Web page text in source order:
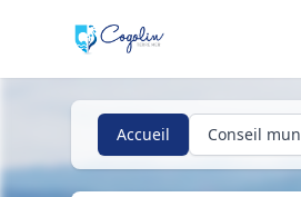
Accueil Conseil